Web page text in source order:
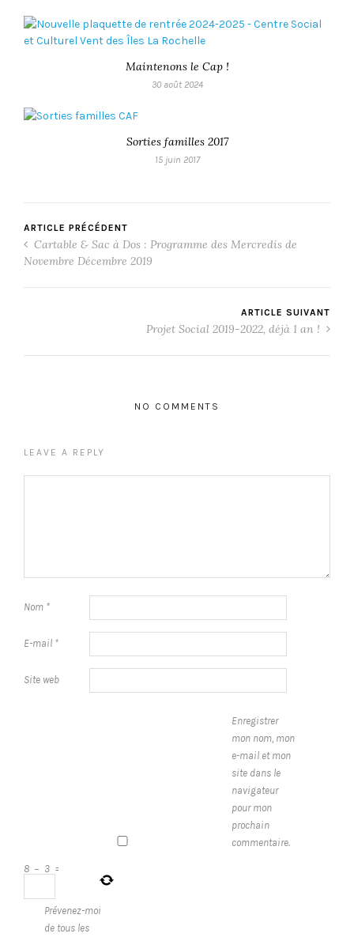
Maintenons le Cap !
30 août 2024
Sorties familles 2017
15 juin 2017
ARTICLE PRÉCÉDENT
Cartable & Sac à Dos : Programme des Mercredis de
Novembre Décembre 2019
ARTICLE SUIVANT
Projet Social 2019-2022, déjà 1 an !
NO COMMENTS
LEAVE A REPLY
Nom *
E-mail *
Site web
Enregistrer
mon nom, mon
e-mail et mon
site dans le
navigateur
pour mon
prochain
commentaire.
8 − 3 =
Prévenez-moi
de tous les